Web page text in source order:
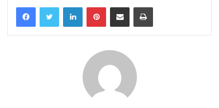
LinkedinPinterestCompartilhar via e-mail Imprimir